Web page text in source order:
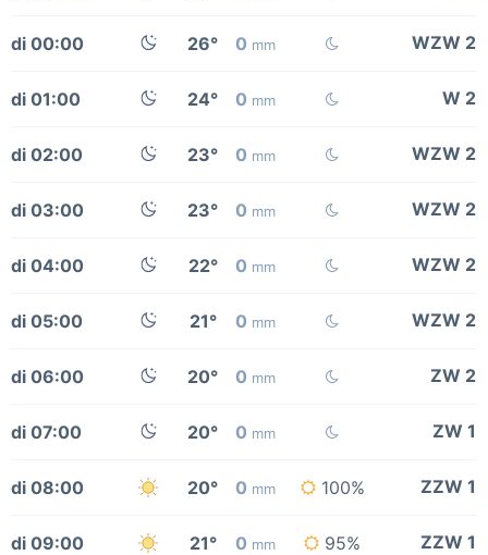
di 00:00 26° 0 mm WZW 2
di 01:00 24° 0 mm W 2
di 02:00 23° 0 mm WZW 2
di 03:00 23° 0 mm WZW 2
di 04:00 22° 0 mm WZW 2
di 05:00 21° 0 mm WZW 2
di 06:00 20° 0 mm ZW 2
di 07:00 20° 0 mm ZW 1
di 08:00 20° 0 mm 100% ZZW 1
di 09:00 21° 0 mm 95% ZZW 1